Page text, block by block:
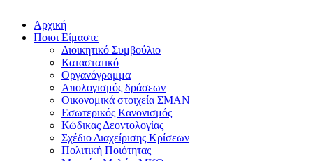
Αρχική
Ποιοι Είμαστε
Διοικητικό Συμβούλιο
Καταστατικό
Οργανόγραμμα
Απολογισμός δράσεων
Οικονομικά στοιχεία ΣΜΑΝ
Εσωτερικός Κανονισμός
Κώδικας Δεοντολογίας
Σχέδιο Διαχείρισης Κρίσεων
Πολιτική Ποιότητας